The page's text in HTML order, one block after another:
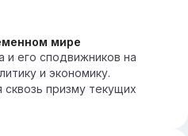
мире
и его сподвижников на
и экономику.
призму текущих